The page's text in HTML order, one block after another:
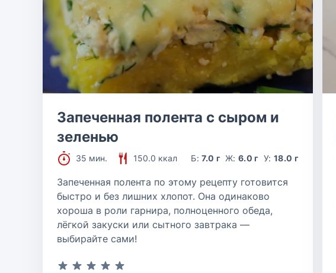
Запеченная полента с сыром и
зеленью
35 мин. 150.0 ккал Б:7.0 г Ж:6.0 г У: 18.0 г
Запеченная полента по этому рецепту готовится
быстро и без лишних хлопот. Она одинаково
хороша в роли гарнира, полноценного обеда,
лёгкой закуски или сытного завтрака —
выбирайте сами!